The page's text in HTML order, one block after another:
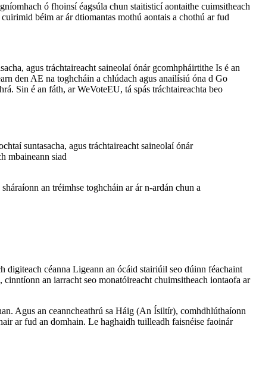
ó fhoinsí éagsúla chun staitisticí aontaithe cuimsitheach
béim ar ár dtiomantas mothú aontais a chothú ar fud
agus tráchtaireacht saineolaí ónár gcomhpháirtithe Is é an
den AE na toghcháin a chlúdach agus anailísiú óna d Go
Sin é an fáth, ar WeVoteEU, tá spás tráchtaireachta beo
suntasacha, agus tráchtaireacht saineolaí ónár
mbaineann siad
an tréimhse toghcháin ar ár n-ardán chun a
digiteach céanna Ligeann an ócáid stairiúil seo dúinn féachaint
an iarracht seo monatóireacht chuimsitheach iontaofa ar
Agus an ceanncheathrú sa Háig (An Ísiltír), comhdhlúthaíonn
ar fud an domhain. Le haghaidh tuilleadh faisnéise faoinár